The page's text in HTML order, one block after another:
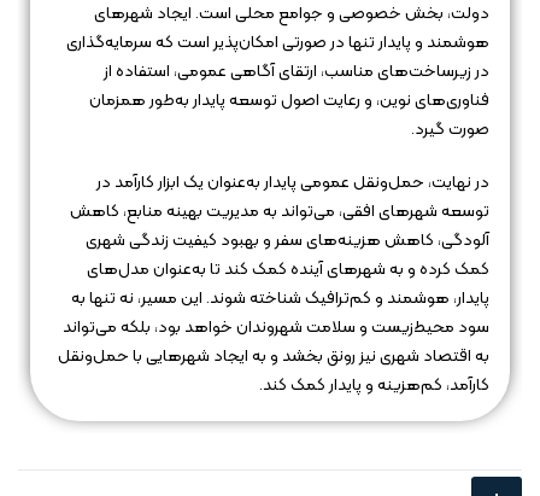
دولت، بخش خصوصی و جوامع محلی است. ایجاد شهرهای
هوشمند و پایدار تنها در صورتی امکان‌پذیر است که سرمایه‌گذاری
در زیرساخت‌های مناسب، ارتقای آگاهی عمومی، استفاده از
فناوری‌های نوین، و رعایت اصول توسعه پایدار به‌طور همزمان
صورت گیرد.
در نهایت، حمل‌ونقل عمومی پایدار به‌عنوان یک ابزار کارآمد در
توسعه شهرهای افقی، می‌تواند به مدیریت بهینه منابع، کاهش
آلودگی، کاهش هزینه‌های سفر و بهبود کیفیت زندگی شهری
کمک کرده و به شهرهای آینده کمک کند تا به‌عنوان مدل‌های
پایدار، هوشمند و کم‌ترافیک شناخته شوند. این مسیر، نه تنها به
سود محیط‌زیست و سلامت شهروندان خواهد بود، بلکه می‌تواند
به اقتصاد شهری نیز رونق بخشد و به ایجاد شهرهایی با حمل‌ونقل
کارآمد، کم‌هزینه و پایدار کمک کند.